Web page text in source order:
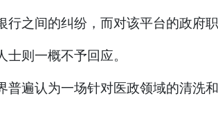
之间的纠纷，而对该平台的政府职
则一概不予回应。
遍认为一场针对医政领域的清洗